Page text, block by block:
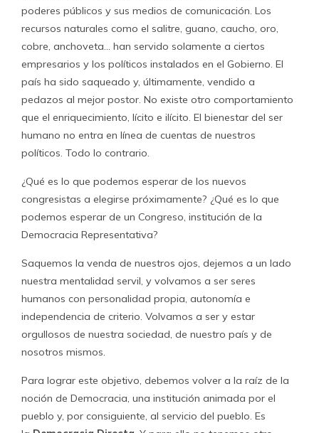
poderes públicos y sus medios de comunicación. Los
recursos naturales como el salitre, guano, caucho, oro,
cobre, anchoveta… han servido solamente a ciertos
empresarios y los políticos instalados en el Gobierno. El
país ha sido saqueado y, últimamente, vendido a
pedazos al mejor postor. No existe otro comportamiento
que el enriquecimiento, lícito e ilícito. El bienestar del ser
humano no entra en línea de cuentas de nuestros
políticos. Todo lo contrario.
¿Qué es lo que podemos esperar de los nuevos
congresistas a elegirse próximamente? ¿Qué es lo que
podemos esperar de un Congreso, institución de la
Democracia Representativa?
Saquemos la venda de nuestros ojos, dejemos a un lado
nuestra mentalidad servil, y volvamos a ser seres
humanos con personalidad propia, autonomía e
independencia de criterio. Volvamos a ser y estar
orgullosos de nuestra sociedad, de nuestro país y de
nosotros mismos.
Para lograr este objetivo, debemos volver a la raíz de la
noción de Democracia, una institución animada por el
pueblo y, por consiguiente, al servicio del pueblo. Es